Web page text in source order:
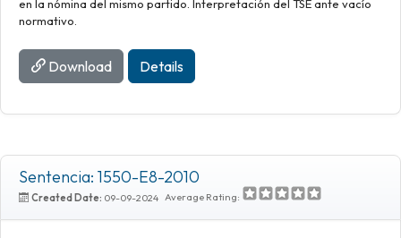
en la nómina del mismo partido. Interpretación del TSE ante vacío
normativo.
Download Details
Sentencia: 1550-E8-2010
Created Date: 09-09-2024 Average Rating: